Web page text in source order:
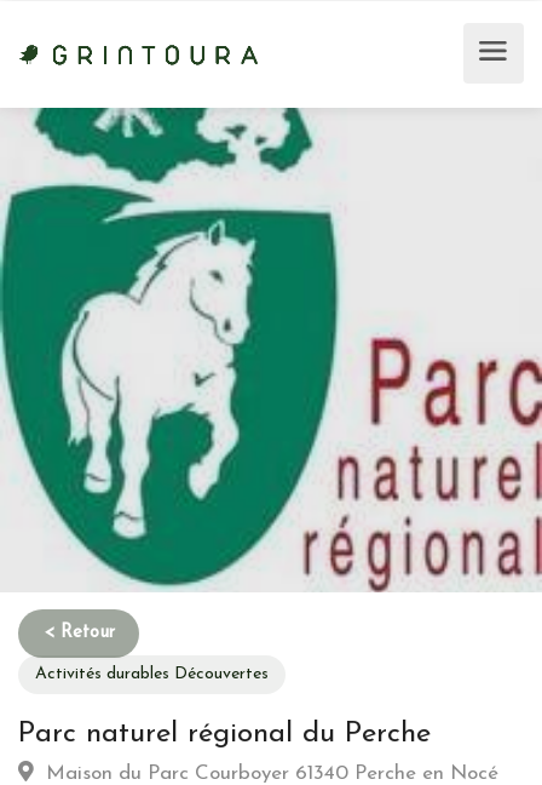
Activités durables Découvertes
Parc naturel régional du Perche
Maison du Parc Courboyer 61340 Perche en Nocé